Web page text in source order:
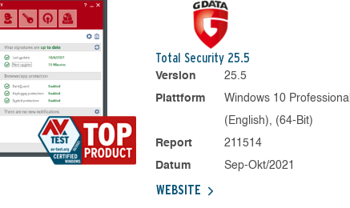
Total Security 25.5
Version
25.5
Plattform
Windows 10 Professional
(English), (64-Bit)
Report
211514
Datum
Sep-Okt/2021
WEBSITE